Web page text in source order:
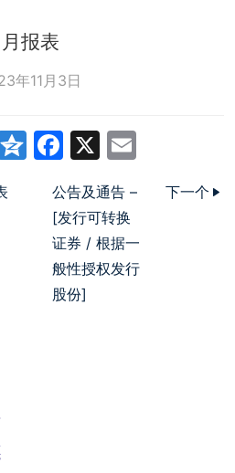
月报表
年11月3日
Qzone
Facebook
X
公告及通告 –
[发行可转换
证券 / 根据一
般性授权发行
股份]
下一个